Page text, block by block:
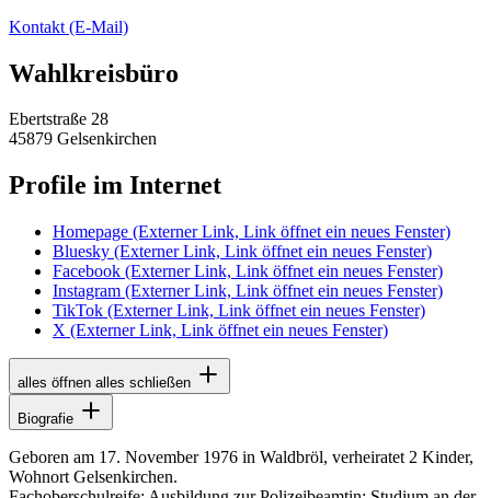
Kontakt (E-Mail)
Wahlkreisbüro
Ebertstraße 28
45879 Gelsenkirchen
Profile im Internet
Homepage (Externer Link, Link öffnet ein neues Fenster)
Bluesky (Externer Link, Link öffnet ein neues Fenster)
Facebook (Externer Link, Link öffnet ein neues Fenster)
Instagram (Externer Link, Link öffnet ein neues Fenster)
TikTok (Externer Link, Link öffnet ein neues Fenster)
X (Externer Link, Link öffnet ein neues Fenster)
alles öffnen alles schließen
Biografie
Geboren am 17. November 1976 in Waldbröl, verheiratet 2 Kinder,
Wohnort Gelsenkirchen.